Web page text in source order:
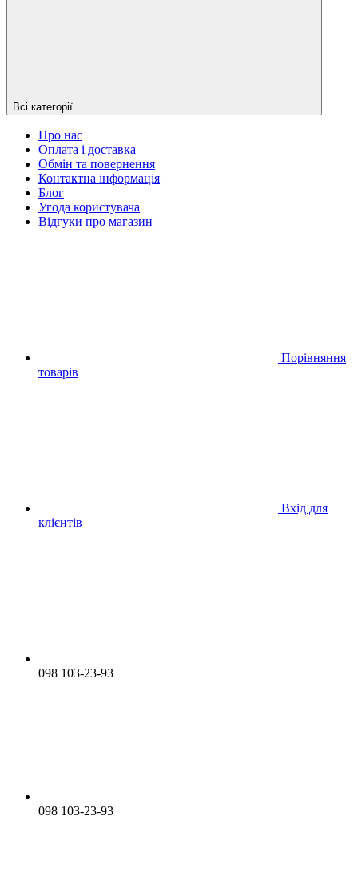
Всі категорії
Про нас
Оплата і доставка
Обмін та повернення
Контактна інформація
Блог
Угода користувача
Відгуки про магазин
Порівняння
товарів
Вхід для
клієнтів
098 103-23-93
098 103-23-93